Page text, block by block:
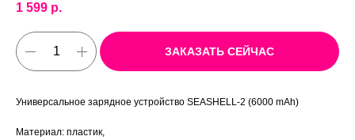
1 599 р.
ЗАКАЗАТЬ СЕЙЧАС
Универсальное зарядное устройство SEASHELL-2 (6000 mAh)
Материал: пластик,